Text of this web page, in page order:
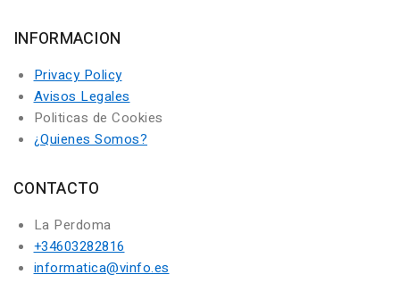
INFORMACION
Privacy Policy
Avisos Legales
Politicas de Cookies
¿Quienes Somos?
CONTACTO
La Perdoma
+34603282816
informatica@vinfo.es